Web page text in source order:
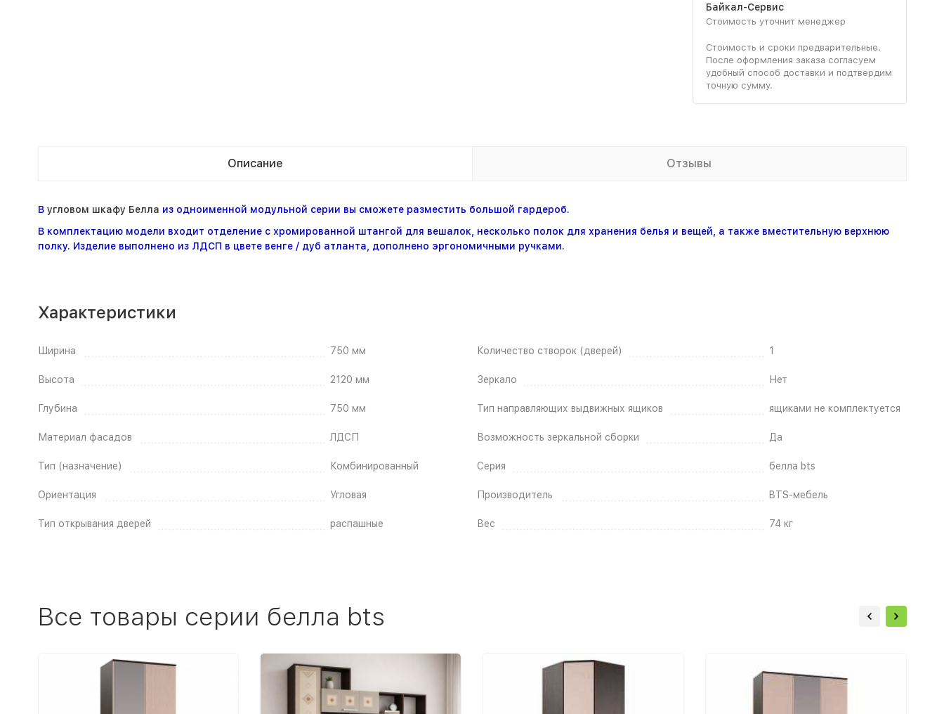
Байкал-Сервис
Стоимость уточнит менеджер
Стоимость и сроки предварительные.
После оформления заказа согласуем
удобный способ доставки и подтвердим
точную сумму.
Описание Отзывы
В угловом шкафу Белла из одноименной модульной серии вы сможете разместить большой гардероб.
В комплектацию модели входит отделение с хромированной штангой для вешалок, несколько полок для хранения белья и вещей, а также вместительную верхнюю
полку. Изделие выполнено из ЛДСП в цвете венге / дуб атланта, дополнено эргономичными ручками.
Характеристики
Ширина 750 мм
Высота 2120 мм
Глубина 750 мм
Материал фасадов ЛДСП
Тип (назначение) Комбинированный
Ориентация Угловая
Тип открывания дверей распашные
Количество створок (дверей) 1
Зеркало Нет
Тип направляющих выдвижных ящиков ящиками не комплектуется
Возможность зеркальной сборки Да
Серия белла bts
Производитель BTS-мебель
Вес 74 кг
Все товары серии белла bts